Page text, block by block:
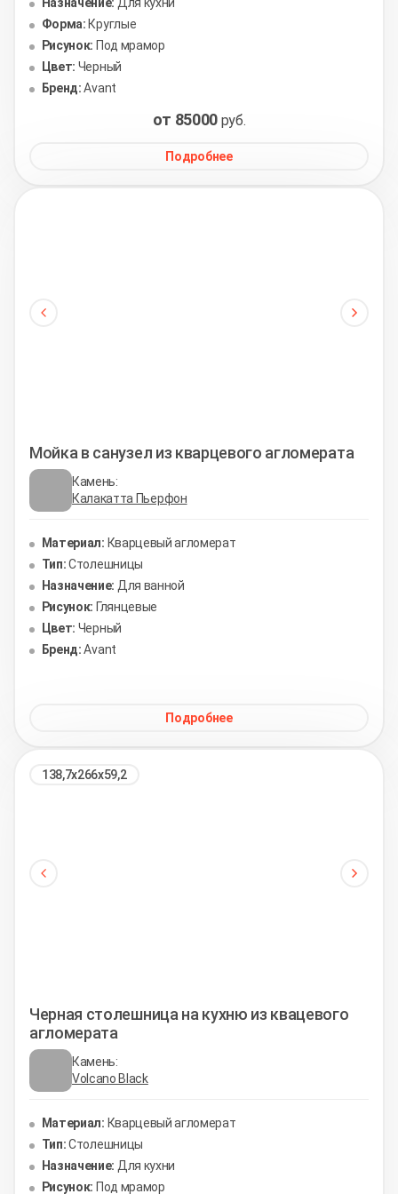
Назначение: Для кухни
Форма: Круглые
Рисунок: Под мрамор
Цвет: Черный
Бренд: Avant
от 85000 руб.
Подробнее
Мойка в санузел из кварцевого агломерата
Камень:
Калакатта Пьерфон
Материал: Кварцевый агломерат
Тип:Столешницы
Назначение: Для ванной
Рисунок: Глянцевые
Цвет: Черный
Бренд: Avant
Подробнее
138,7х266х59,2
Черная столешница на кухню из квацевого
агломерата
Камень:
Volcano Black
Материал: Кварцевый агломерат
Тип:Столешницы
Назначение: Для кухни
Рисунок: Под мрамор